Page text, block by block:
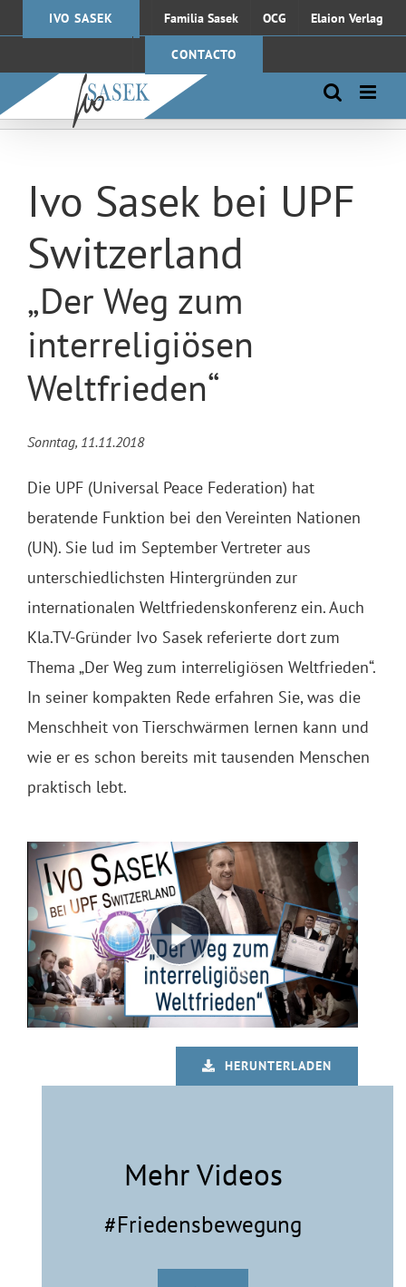
IVO SASEK Familia Sasek OCG Elaion Verlag
CONTACTO
Ivo Sasek bei UPF
Switzerland
„Der Weg zum
interreligiösen
Weltfrieden“
Sonntag, 11.11.2018
Die UPF (Universal Peace Federation) hat
beratende Funktion bei den Vereinten Nationen
(UN). Sie lud im September Vertreter aus
unterschiedlichsten Hintergründen zur
internationalen Weltfriedenskonferenz ein. Auch
Kla.TV-Gründer Ivo Sasek referierte dort zum
Thema „Der Weg zum interreligiösen Weltfrieden“.
In seiner kompakten Rede erfahren Sie, was die
Menschheit von Tierschwärmen lernen kann und
wie er es schon bereits mit tausenden Menschen
praktisch lebt.
HERUNTERLADEN
MehrVideos
#Friedensbewegung